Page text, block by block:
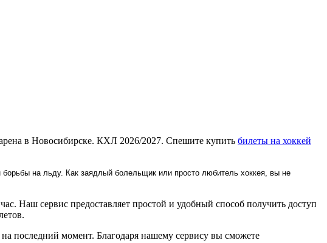
в Новосибирске. КХЛ 2026/2027. Спешите купить билеты на хоккей
на льду. Как заядлый болельщик или просто любитель хоккея, вы не
сервис предоставляет простой и удобный способ получить доступ
последний момент. Благодаря нашему сервису вы сможете